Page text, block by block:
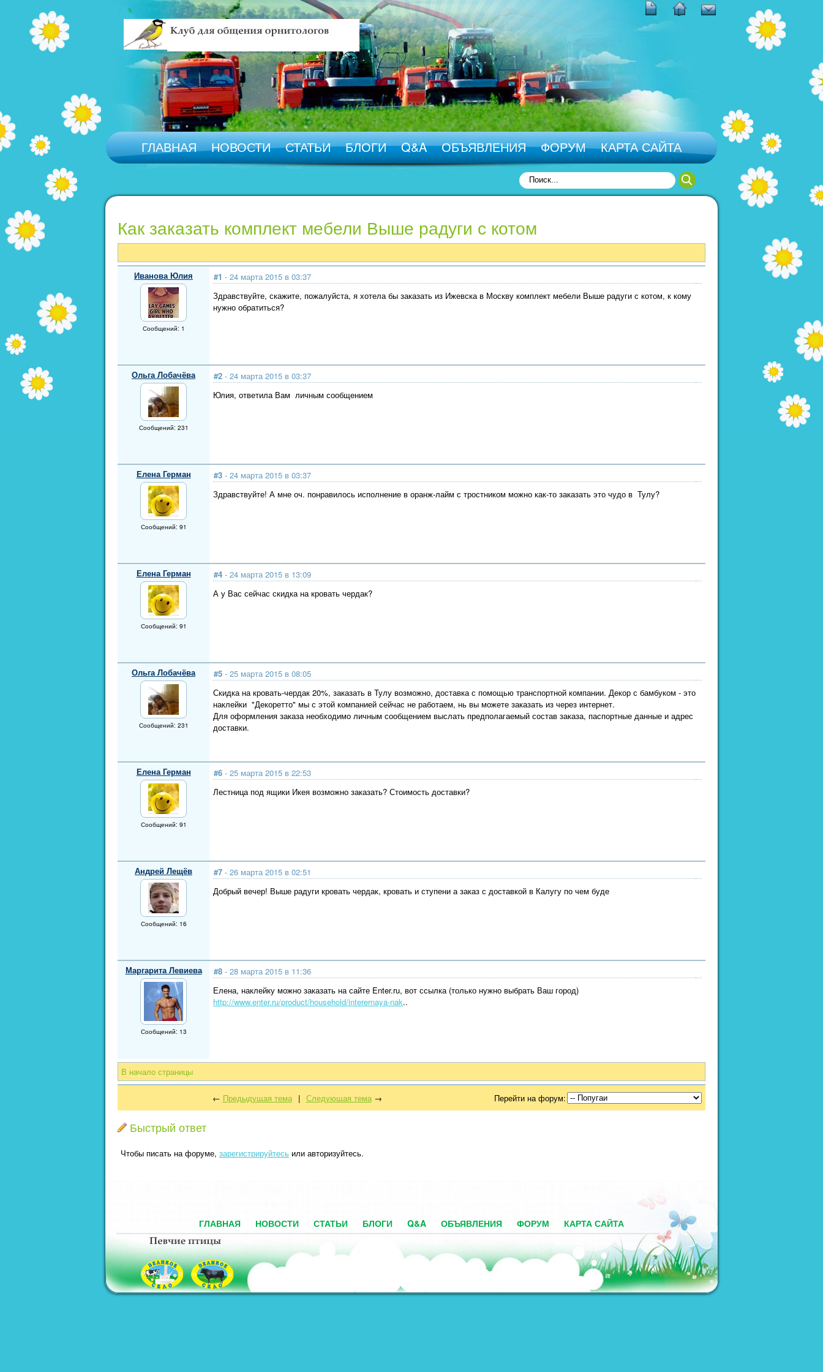
ГЛАВНАЯ НОВОСТИ СТАТЬИ БЛОГИ Q&A ОБЪЯВЛЕНИЯ ФОРУМ КАРТА САЙТА
Как заказать комплект мебели Выше радуги с котом
Иванова Юлия
Сообщений: 1
#1 - 24 марта 2015 в 03:37
Здравствуйте, скажите, пожалуйста, я хотела бы заказать из Ижевска в Москву комплект мебели Выше радуги с котом, к кому
нужно обратиться?
Ольга Лобачёва
Сообщений: 231
#2 - 24 марта 2015 в 03:37
Юлия, ответила Вам личным сообщением
Елена Герман
Сообщений: 91
#3 - 24 марта 2015 в 03:37
Здравствуйте! А мне оч. понравилось исполнение в оранж-лайм с тростником можно как-то заказать это чудо в Тулу?
Елена Герман
Сообщений: 91
#4 - 24 марта 2015 в 13:09
А у Вас сейчас скидка на кровать чердак?
Ольга Лобачёва
Сообщений: 231
#5 - 25 марта 2015 в 08:05
Скидка на кровать-чердак 20%, заказать в Тулу возможно, доставка с помощью транспортной компании. Декор с бамбуком - это
наклейки "Декоретто" мы с этой компанией сейчас не работаем, нь вы можете заказать из через интернет.
Для оформления заказа необходимо личным сообщением выслать предполагаемый состав заказа, паспортные данные и адрес
доставки.
Елена Герман
Сообщений: 91
#6 - 25 марта 2015 в 22:53
Лестница под ящики Икея возможно заказать? Стоимость доставки?
Андрей Лещёв
Сообщений: 16
#7 - 26 марта 2015 в 02:51
Добрый вечер! Выше радуги кровать чердак, кровать и ступени а заказ с доставкой в Калугу по чем буде
Маргарита Левиева
Сообщений: 13
#8 - 28 марта 2015 в 11:36
Елена, наклейку можно заказать на сайте Enter.ru, вот ссылка (только нужно выбрать Ваш город)
http://www.enter.ru/product/household/interernaya-nak..
В начало страницы
← Предыдущая тема | Следующая тема→ Перейти на форум:
Быстрый ответ
Чтобы писать на форуме, зарегистрируйтесь или авторизуйтесь.
ГЛАВНАЯ НОВОСТИ СТАТЬИ БЛОГИ Q&A ОБЪЯВЛЕНИЯ ФОРУМ КАРТА САЙТА